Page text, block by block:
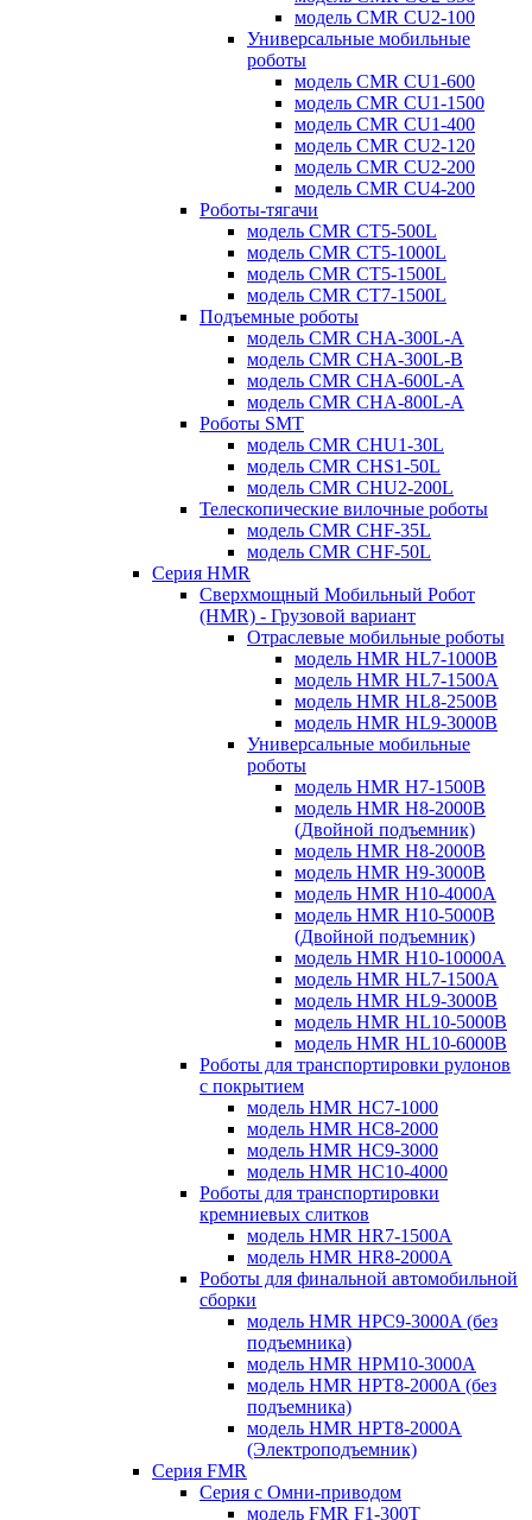
модель CMR CU2-100
Универсальные мобильные
роботы
модель CMR CU1-600
модель CMR CU1-1500
модель CMR CU1-400
модель CMR CU2-120
модель CMR CU2-200
модель CMR CU4-200
Роботы-тягачи
модель CMR CT5-500L
модель CMR CT5-1000L
модель CMR CT5-1500L
модель CMR CT7-1500L
Подъемные роботы
модель CMR CHA-300L-A
модель CMR CHA-300L-B
модель CMR CHA-600L-A
модель CMR CHA-800L-A
Роботы SMT
модель CMR CHU1-30L
модель CMR CHS1-50L
модель CMR CHU2-200L
Телескопические вилочные роботы
модель CMR CHF-35L
модель CMR CHF-50L
Серия HMR
Сверхмощный Мобильный Робот
(HMR) - Грузовой вариант
Отраслевые мобильные роботы
модель HMR HL7-1000B
модель HMR HL7-1500A
модель HMR HL8-2500B
модель HMR HL9-3000B
Универсальные мобильные
роботы
модель HMR H7-1500B
модель HMR H8-2000B
(Двойной подъемник)
модель HMR H8-2000B
модель HMR H9-3000B
модель HMR H10-4000A
модель HMR H10-5000B
(Двойной подъемник)
модель HMR H10-10000A
модель HMR HL7-1500A
модель HMR HL9-3000B
модель HMR HL10-5000B
модель HMR HL10-6000B
Роботы для транспортировки рулонов
с покрытием
модель HMR HC7-1000
модель HMR HC8-2000
модель HMR HC9-3000
модель HMR HC10-4000
Роботы для транспортировки
кремниевых слитков
модель HMR HR7-1500A
модель HMR HR8-2000A
Роботы для финальной автомобильной
сборки
модель HMR HPC9-3000A (без
подъемника)
модель HMR HPM10-3000A
модель HMR HPT8-2000A (без
подъемника)
модель HMR HPT8-2000A
(Электроподъемник)
Серия FMR
Серия с Омни-приводом
модель FMR F1-300T